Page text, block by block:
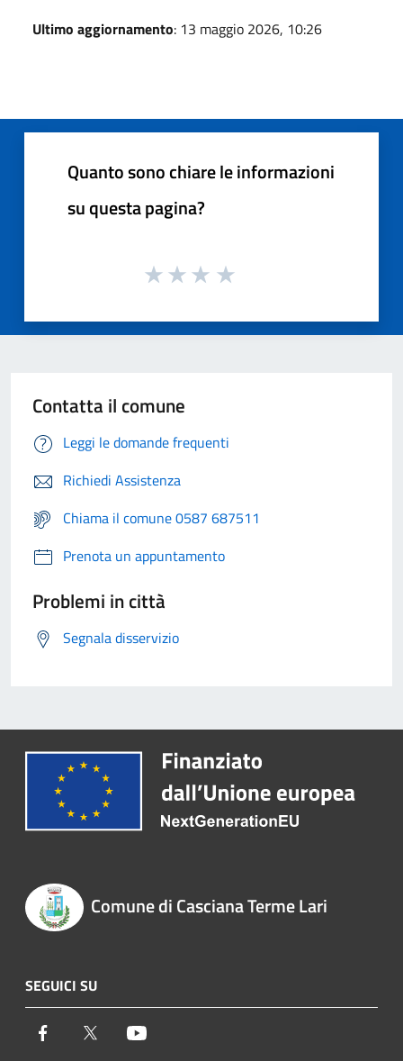
Ultimo aggiornamento: 13 maggio 2026, 10:26
Quanto sono chiare le informazioni
su questa pagina?
Contatta il comune
Leggi le domande frequenti
Richiedi Assistenza
Chiama il comune 0587 687511
Prenota un appuntamento
Problemi in città
Segnala disservizio
Comune di Casciana Terme Lari
SEGUICI SU
Facebook Twitter